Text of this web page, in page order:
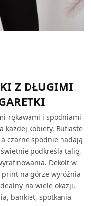
Z DŁUGIMI
rękawami i spodniami
każdej kobiety. Bufiaste
czarne spodnie nadają
podkreśla talię,
Dekolt w
print na górze wyróżnia
na wiele okazji,
bankiet, spotkania